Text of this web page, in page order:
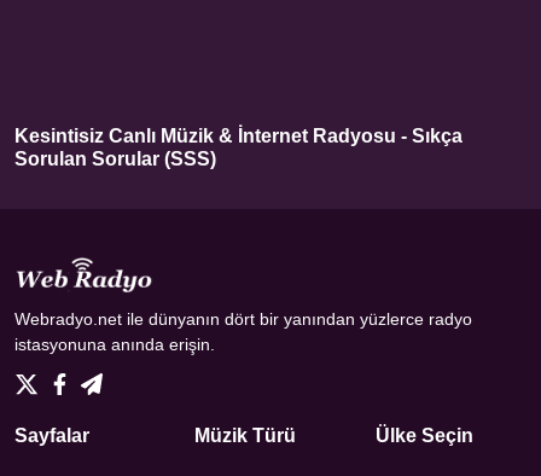
Kesintisiz Canlı Müzik & İnternet Radyosu - Sıkça
Sorulan Sorular (SSS)
Webradyo.net ile dünyanın dört bir yanından yüzlerce radyo
istasyonuna anında erişin.
Sayfalar Müzik Türü Ülke Seçin